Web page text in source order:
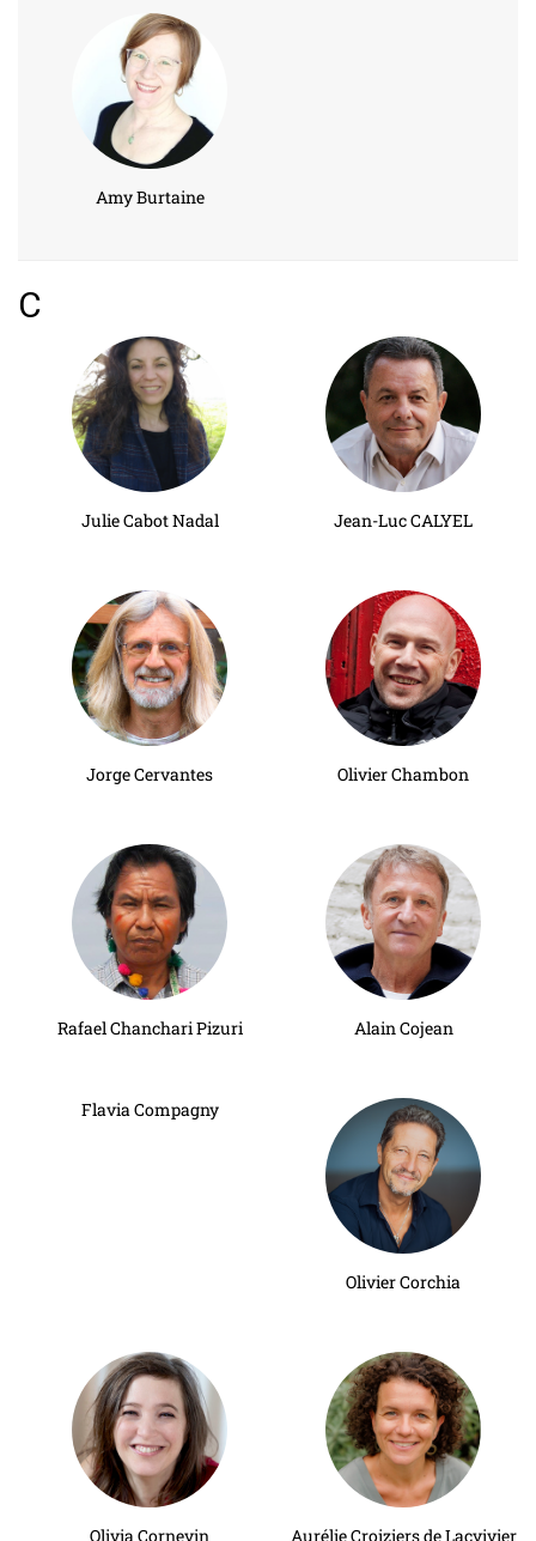
Amy Burtaine
C
Julie Cabot Nadal Jean-Luc CALYEL
Jorge Cervantes Olivier Chambon
Rafael Chanchari Pizuri Alain Cojean
Flavia Compagny
Olivier Corchia
Olivia Cornevin Aurélie Croiziers de Lacvivier